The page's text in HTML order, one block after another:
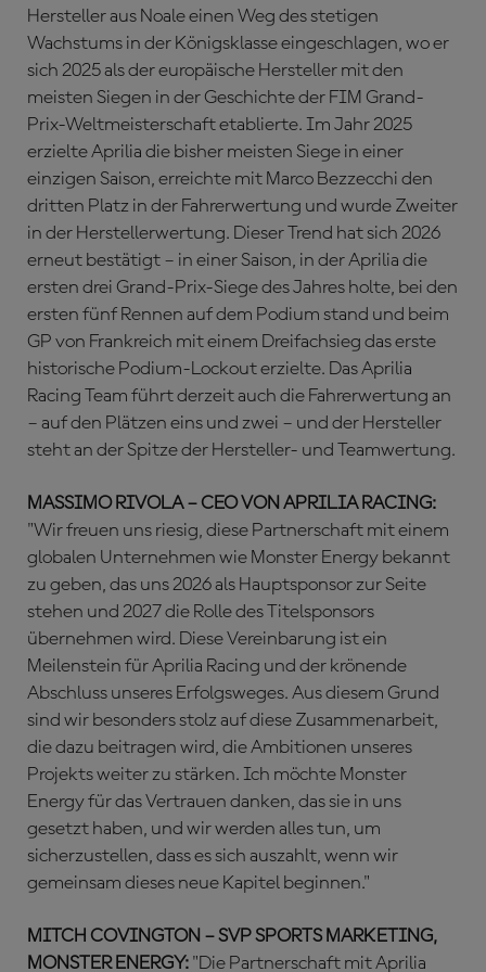
Hersteller aus Noale einen Weg des stetigen
Wachstums in der Königsklasse eingeschlagen, wo er
sich 2025 als der europäische Hersteller mit den
meisten Siegen in der Geschichte der FIM Grand-
Prix-Weltmeisterschaft etablierte. Im Jahr 2025
erzielte Aprilia die bisher meisten Siege in einer
einzigen Saison, erreichte mit Marco Bezzecchi den
dritten Platz in der Fahrerwertung und wurde Zweiter
in der Herstellerwertung. Dieser Trend hat sich 2026
erneut bestätigt – in einer Saison, in der Aprilia die
ersten drei Grand-Prix-Siege des Jahres holte, bei den
ersten fünf Rennen auf dem Podium stand und beim
GP von Frankreich mit einem Dreifachsieg das erste
historische Podium-Lockout erzielte. Das Aprilia
Racing Team führt derzeit auch die Fahrerwertung an
– auf den Plätzen eins und zwei – und der Hersteller
steht an der Spitze der Hersteller- und Teamwertung.
MASSIMO RIVOLA – CEO VON APRILIA RACING:
"Wir freuen uns riesig, diese Partnerschaft mit einem
globalen Unternehmen wie Monster Energy bekannt
zu geben, das uns 2026 als Hauptsponsor zur Seite
stehen und 2027 die Rolle des Titelsponsors
übernehmen wird. Diese Vereinbarung ist ein
Meilenstein für Aprilia Racing und der krönende
Abschluss unseres Erfolgsweges. Aus diesem Grund
sind wir besonders stolz auf diese Zusammenarbeit,
die dazu beitragen wird, die Ambitionen unseres
Projekts weiter zu stärken. Ich möchte Monster
Energy für das Vertrauen danken, das sie in uns
gesetzt haben, und wir werden alles tun, um
sicherzustellen, dass es sich auszahlt, wenn wir
gemeinsam dieses neue Kapitel beginnen."
MITCH COVINGTON – SVP SPORTS MARKETING,
MONSTER ENERGY: "Die Partnerschaft mit Aprilia